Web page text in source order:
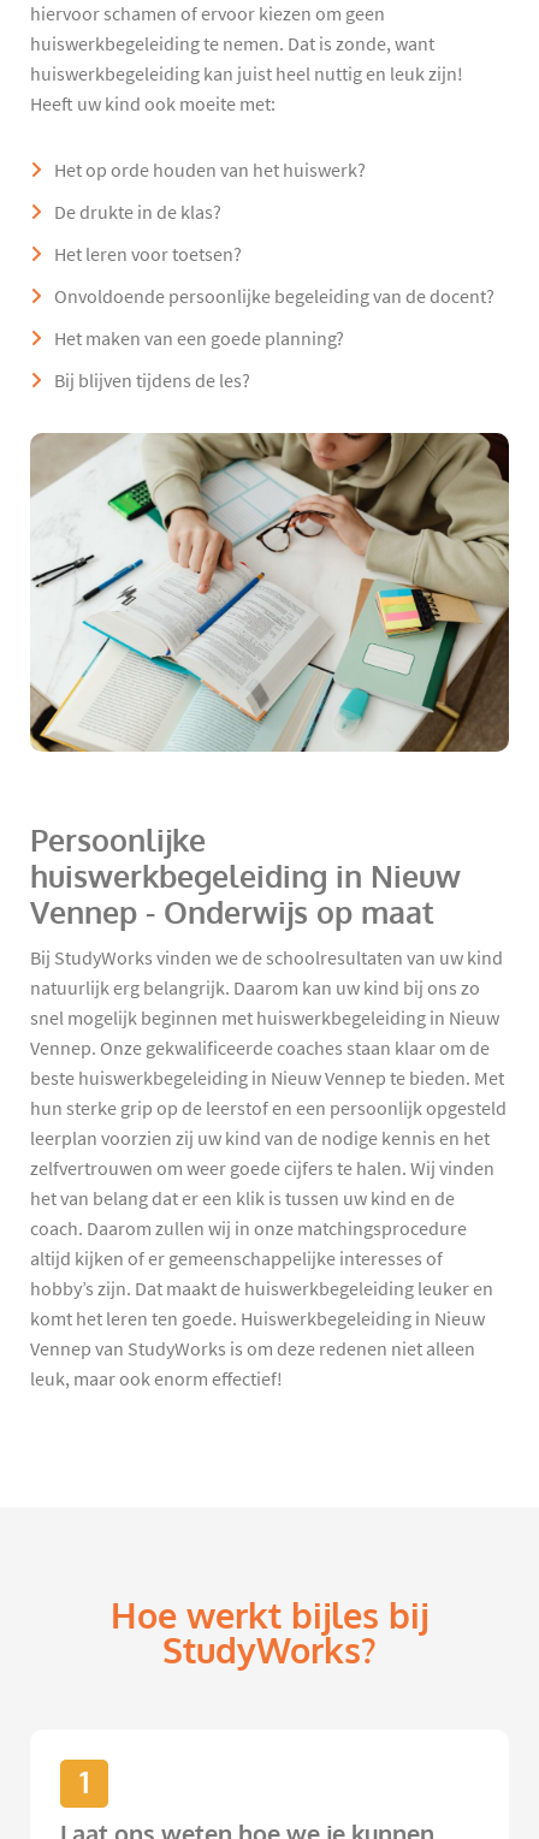
hiervoor schamen of ervoor kiezen om geen
huiswerkbegeleiding te nemen. Dat is zonde, want
huiswerkbegeleiding kan juist heel nuttig en leuk zijn!
Heeft uw kind ook moeite met:
Het op orde houden van het huiswerk?
De drukte in de klas?
Het leren voor toetsen?
Onvoldoende persoonlijke begeleiding van de docent?
Het maken van een goede planning?
Bij blijven tijdens de les?
Persoonlijke
huiswerkbegeleiding in Nieuw
Vennep - Onderwijs op maat
Bij StudyWorks vinden we de schoolresultaten van uw kind
natuurlijk erg belangrijk. Daarom kan uw kind bij ons zo
snel mogelijk beginnen met huiswerkbegeleiding in Nieuw
Vennep. Onze gekwalificeerde coaches staan klaar om de
beste huiswerkbegeleiding in Nieuw Vennep te bieden. Met
hun sterke grip op de leerstof en een persoonlijk opgesteld
leerplan voorzien zij uw kind van de nodige kennis en het
zelfvertrouwen om weer goede cijfers te halen. Wij vinden
het van belang dat er een klik is tussen uw kind en de
coach. Daarom zullen wij in onze matchingsprocedure
altijd kijken of er gemeenschappelijke interesses of
hobby’s zijn. Dat maakt de huiswerkbegeleiding leuker en
komt het leren ten goede. Huiswerkbegeleiding in Nieuw
Vennep van StudyWorks is om deze redenen niet alleen
leuk, maar ook enorm effectief!
Hoe werkt bijles bij
StudyWorks?
1